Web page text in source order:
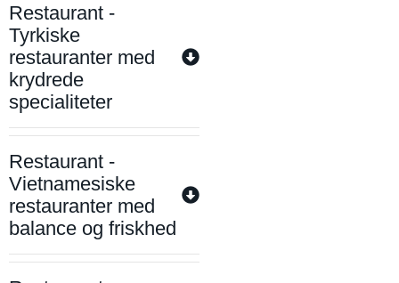
Restaurant -
Tyrkiske
restauranter med
krydrede
specialiteter
Restaurant -
Vietnamesiske
restauranter med
balance og friskhed